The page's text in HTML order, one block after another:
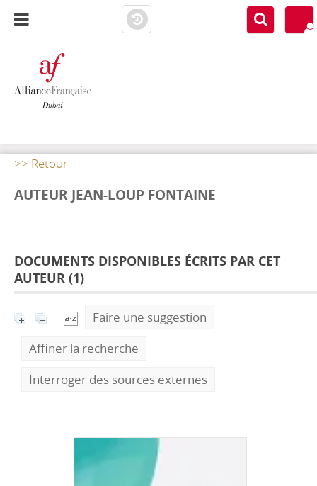
>> Retour
AUTEUR JEAN-LOUP FONTAINE
DOCUMENTS DISPONIBLES ÉCRITS PAR CET
AUTEUR (1)
Faire une suggestion
Affiner la recherche
Interroger des sources externes